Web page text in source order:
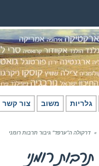
גלריות משוב צור קשר
» דרקולה ה”ערפד” גיבור תרבות רומני
רומני